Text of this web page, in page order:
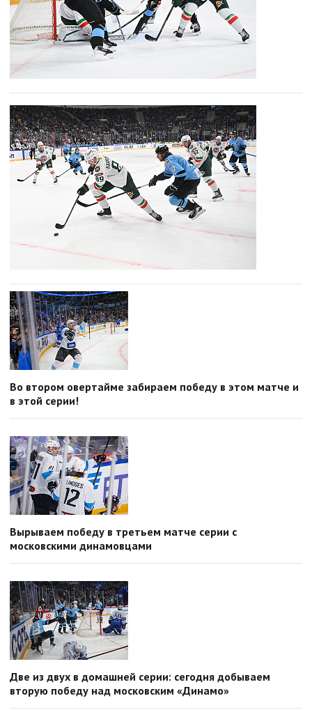
Во втором овертайме забираем победу в этом матче и
в этой серии!
Вырываем победу в третьем матче серии с
московскими динамовцами
Две из двух в домашней серии: сегодня добываем
вторую победу над московским «Динамо»